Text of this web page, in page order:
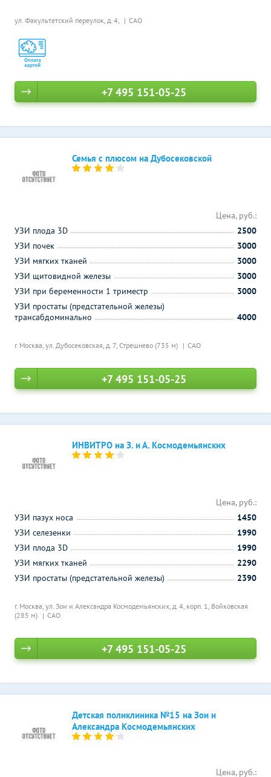
ул. Факультетский переулок, д. 4, САО
+7 495 151-05-25
Семья с плюсом на Дубосековской
г. Москва, ул. Дубосековская, д. 7, Стрешнево (735 м) САО
Цена, руб.:
УЗИ плода 3D
2500
УЗИ почек
3000
УЗИ мягких тканей
3000
УЗИ щитовидной железы
3000
УЗИ при беременности 1 триместр
3000
УЗИ простаты (предстательной железы)
трансабдоминально
4000
+7 495 151-05-25
ИНВИТРО на З. и А. Космодемьянских
г. Москва, ул. Зои и Александра Космодемьянских, д. 4, корп. 1, Войковская
(285 м)
САО
Цена, руб.:
УЗИ пазух носа
1450
УЗИ селезенки
1990
УЗИ плода 3D
1990
УЗИ мягких тканей
2290
УЗИ простаты (предстательной железы)
2390
+7 495 151-05-25
Детская поликлиника №15 на Зои и
Александра Космодемьянских
Цена, руб.: